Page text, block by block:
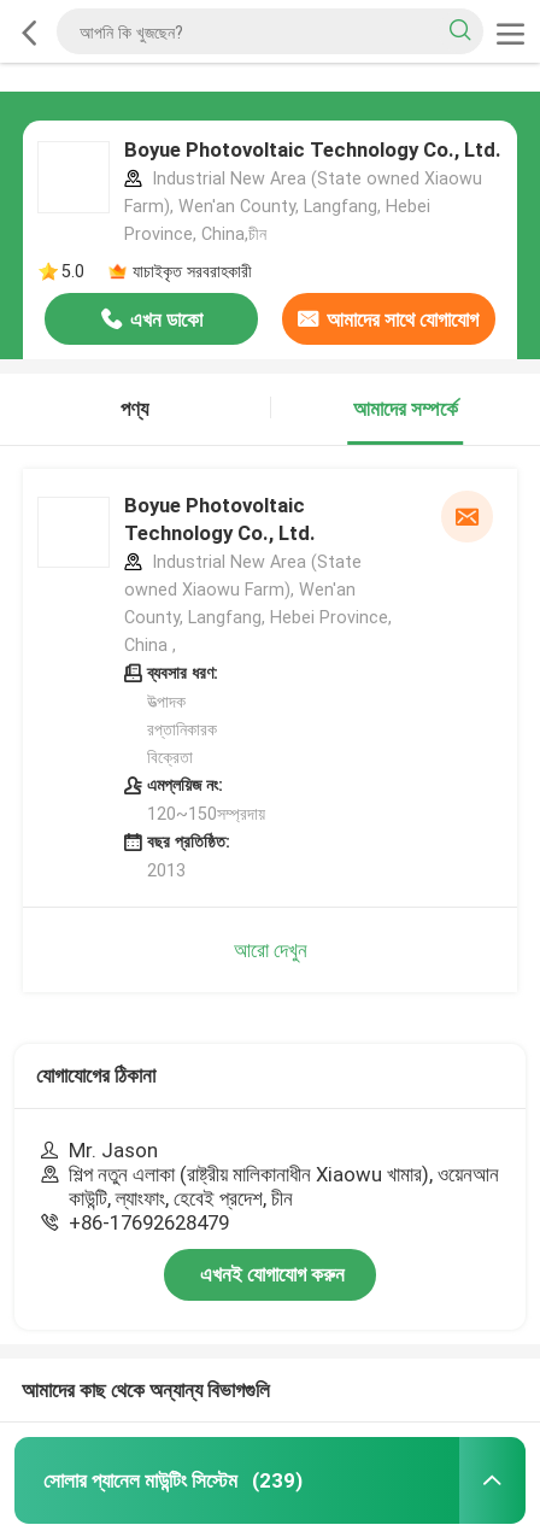
Boyue Photovoltaic Technology Co., Ltd.
Industrial New Area (State owned Xiaowu
Farm), Wen'an County, Langfang, Hebei
Province, China,চীন
5.0
যাচাইকৃত সরবরাহকারী
এখন ডাকো আমাদের সাথে যোগাযোগ
পণ্য
আমাদের সম্পর্কে
Boyue Photovoltaic
Technology Co., Ltd.
Industrial New Area (State
owned Xiaowu Farm), Wen'an
County, Langfang, Hebei Province,
China ,
ব্যবসার ধরণ:
উত্পাদক
রপ্তানিকারক
বিক্রেতা
এমপ্লয়িজ নং:
120~150সম্প্রদায়
বছর প্রতিষ্ঠিত:
2013
আরো দেখুন
যোগাযোগের ঠিকানা
Mr. Jason
শিল্প নতুন এলাকা (রাষ্ট্রীয় মালিকানাধীন Xiaowu খামার), ওয়েনআন
কাউন্টি, ল্যাংফাং, হেবেই প্রদেশ, চীন
+86-17692628479
এখনই যোগাযোগ করুন
আমাদের কাছ থেকে অন্যান্য বিভাগগুলি
সোলার প্যানেল মাউন্টিং সিস্টেম (239)